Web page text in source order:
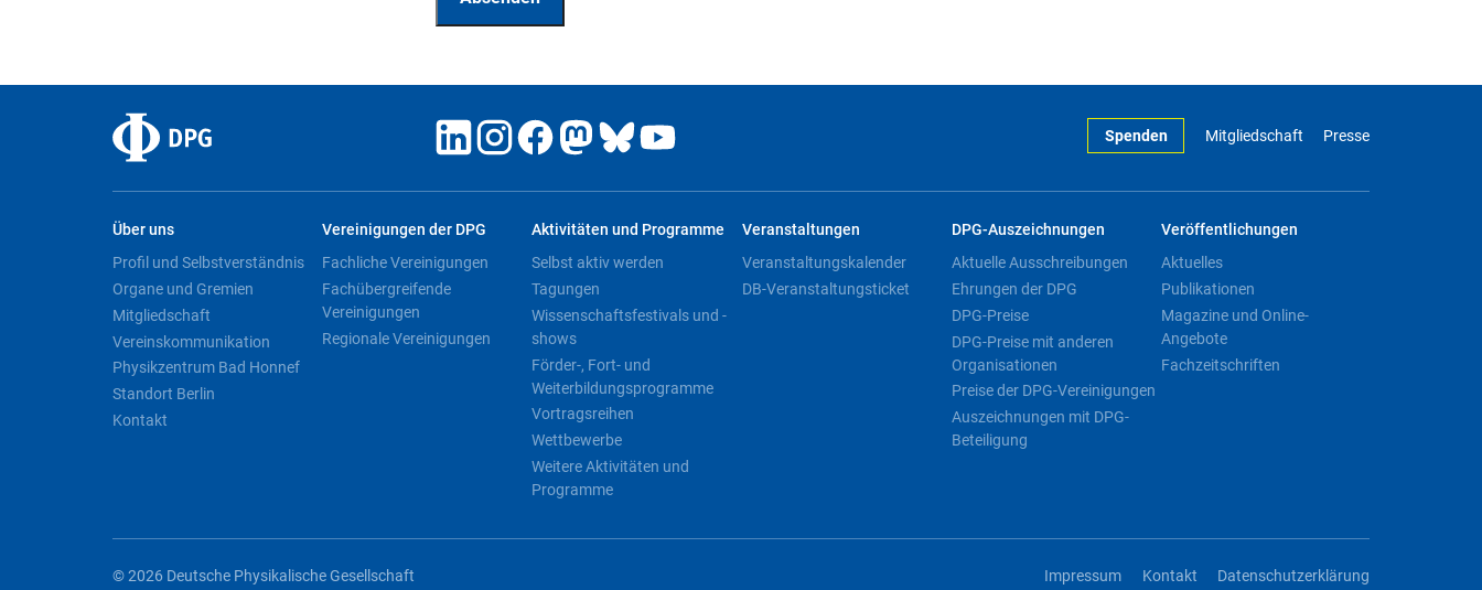
Spenden Mitgliedschaft Presse
Über uns
Profil und Selbstverständnis
Organe und Gremien
Mitgliedschaft
Vereinskommunikation
Physikzentrum Bad Honnef
Standort Berlin
Kontakt
Vereinigungen der DPG
Fachliche Vereinigungen
Fachübergreifende
Vereinigungen
Regionale Vereinigungen
Aktivitäten und Programme
Selbst aktiv werden
Tagungen
Wissenschaftsfestivals und -
shows
Förder-, Fort- und
Weiterbildungsprogramme
Vortragsreihen
Wettbewerbe
Weitere Aktivitäten und
Programme
Veranstaltungen
Veranstaltungskalender
DB-Veranstaltungsticket
DPG-Auszeichnungen
Aktuelle Ausschreibungen
Ehrungen der DPG
DPG-Preise
DPG-Preise mit anderen
Organisationen
Preise der DPG-Vereinigungen
Auszeichnungen mit DPG-
Beteiligung
Veröffentlichungen
Aktuelles
Publikationen
Magazine und Online-
Angebote
Fachzeitschriften
© 2026 Deutsche Physikalische Gesellschaft Impressum Kontakt Datenschutzerklärung